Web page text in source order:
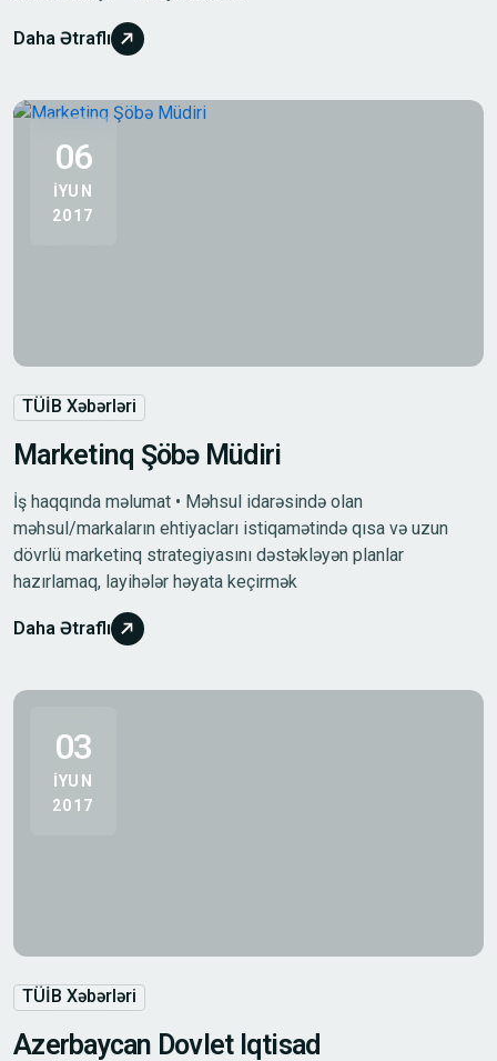
Daha Ətraflı
06
IYUN
2017
TÜİB Xəbərləri
Marketinq Şöbə Müdiri
İş haqqında məlumat • Məhsul idarəsində olan
məhsul/markaların ehtiyacları istiqamətində qısa və uzun
dövrlü marketinq strategiyasını dəstəkləyən planlar
hazırlamaq, layihələr həyata keçirmək
Daha Ətraflı
03
IYUN
2017
TÜİB Xəbərləri
Azerbaycan Dovlet Iqtisad